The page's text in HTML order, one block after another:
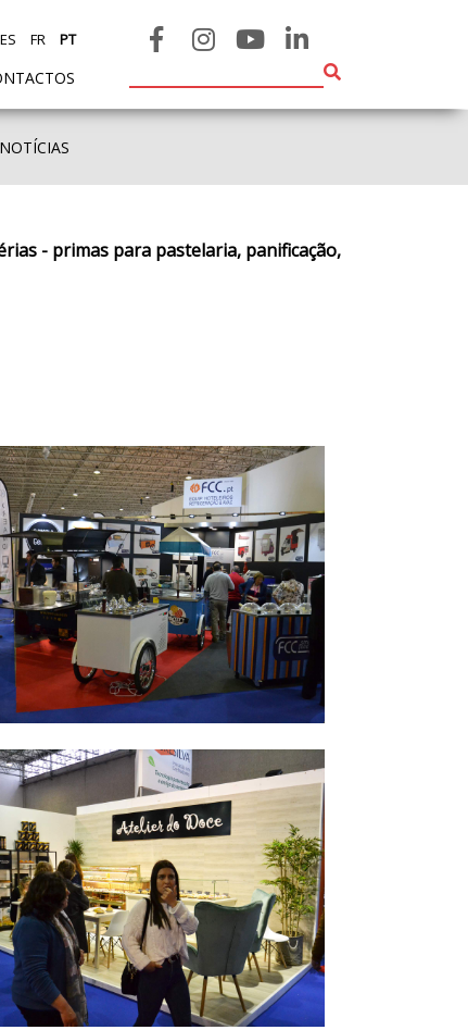
ES FR PT
- primas para pastelaria, panificação,